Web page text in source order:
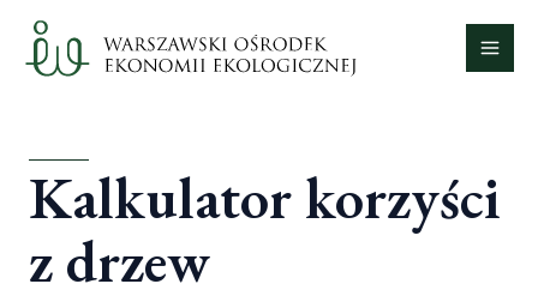
content
Kalkulator korzyści
z drzew